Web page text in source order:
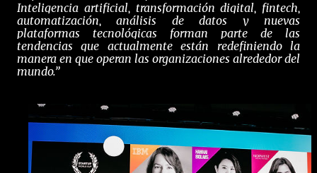
Inteligencia artificial, transformación digital, fintech,
automatización, análisis de datos y nuevas
plataformas tecnológicas forman parte de las
tendencias que actualmente están redefiniendo la
manera en que operan las organizaciones alrededor del
mundo.”